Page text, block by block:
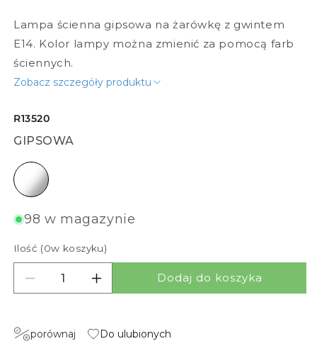
Lampa ścienna gipsowa na żarówkę z gwintem
E14. Kolor lampy można zmienić za pomocą farb
ściennych.
Zobacz szczegóły produktu
R13520
GIPSOWA
gipsowa
98 w magazynie
Ilość (0w koszyku)
Zmniejsz ilość dla BENITA
Zwiększ ilość dla BENITA
Dodaj do koszyka
porównaj Do ulubionych